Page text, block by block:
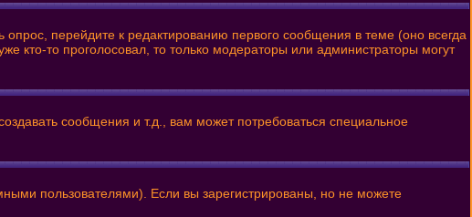
перейдите к редактированию первого сообщения в теме (оно всегда
кто-то проголосовал, то только модераторы или администраторы могут
сообщения и т.д., вам может потребоваться специальное
пользователями). Если вы зарегистрированы, но не можете